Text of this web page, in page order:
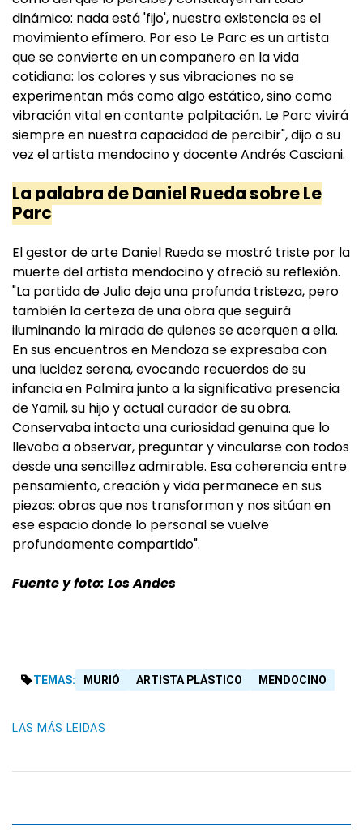
dinámico: nada está 'fijo', nuestra existencia es el
movimiento efímero. Por eso Le Parc es un artista
que se convierte en un compañero en la vida
cotidiana: los colores y sus vibraciones no se
experimentan más como algo estático, sino como
vibración vital en contante palpitación. Le Parc vivirá
siempre en nuestra capacidad de percibir", dijo a su
vez el artista mendocino y docente Andrés Casciani.
La palabra de Daniel Rueda sobre Le
Parc
El gestor de arte Daniel Rueda se mostró triste por la
muerte del artista mendocino y ofreció su reflexión.
"La partida de Julio deja una profunda tristeza, pero
también la certeza de una obra que seguirá
iluminando la mirada de quienes se acerquen a ella.
En sus encuentros en Mendoza se expresaba con
una lucidez serena, evocando recuerdos de su
infancia en Palmira junto a la significativa presencia
de Yamil, su hijo y actual curador de su obra.
Conservaba intacta una curiosidad genuina que lo
llevaba a observar, preguntar y vincularse con todos
desde una sencillez admirable. Esa coherencia entre
pensamiento, creación y vida permanece en sus
piezas: obras que nos transforman y nos sitúan en
ese espacio donde lo personal se vuelve
profundamente compartido".
Fuente y foto: Los Andes
TEMAS: MURIÓ ARTISTA PLÁSTICO MENDOCINO
LAS MÁS LEIDAS